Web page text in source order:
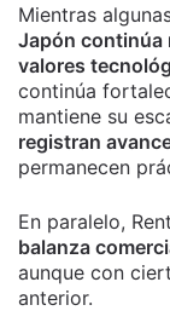
Mientras
Japón continúa
valores
continúa
mantiene su
registran
permanecen
En paralelo,
balanza
aunque con
anterior.